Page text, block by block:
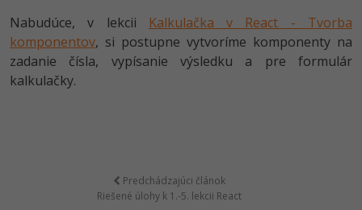
Nabudúce, v lekcii Kalkulačka v React - Tvorba
komponentov, si postupne vytvoríme komponenty na
zadanie čísla, vypísanie výsledku a pre formulár
kalkulačky.
Predchádzajúci článok
Riešené úlohy k 1.-5. lekcii React